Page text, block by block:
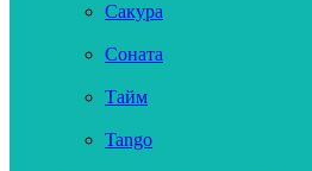
Сакура
Соната
Тайм
Tango